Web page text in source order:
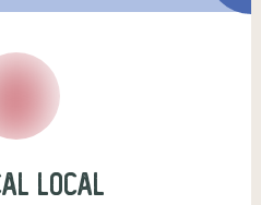
Local